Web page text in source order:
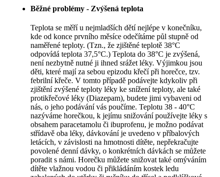
Běžné problémy - Zvýšená teplota
Teplota se měří u nejmladších dětí nejlépe v konečníku,
kde od konce prvního měsíce odečítáme půl stupně od
naměřené teploty. (Tzn., že zjištěné teplotě 38°C
odpovídá teplota 37,5°C.) Teplota do 38°C je zvýšená,
není nezbytně nutné ji ihned srážet léky. Výjimkou jsou
děti, které mají za sebou epizodu křečí při horečce, tzv.
febrilní křeče. V tomto případě podávejte kdykoliv při
zjištění zvýšené teploty léky ke snížení teploty, ale také
protikřečové léky (Diazepam), budete jimi vybaveni od
nás, o jeho podávání vás poučíme. Teplotu 38 - 40°C
nazýváme horečkou, k jejímu snižování používejte léky s
obsahem paracetamolu či ibuprofenu, je možno podávat
střídavě oba léky, dávkování je uvedeno v příbalových
letácích, v závislosti na hmotnosti dítěte, nepřekračujte
povolené denní dávky, o konkrétních dávkách se můžete
poradit s námi. Horečku můžete snižovat také omýváním
dítěte vlažnou vodou či přikládáním kostek ledu